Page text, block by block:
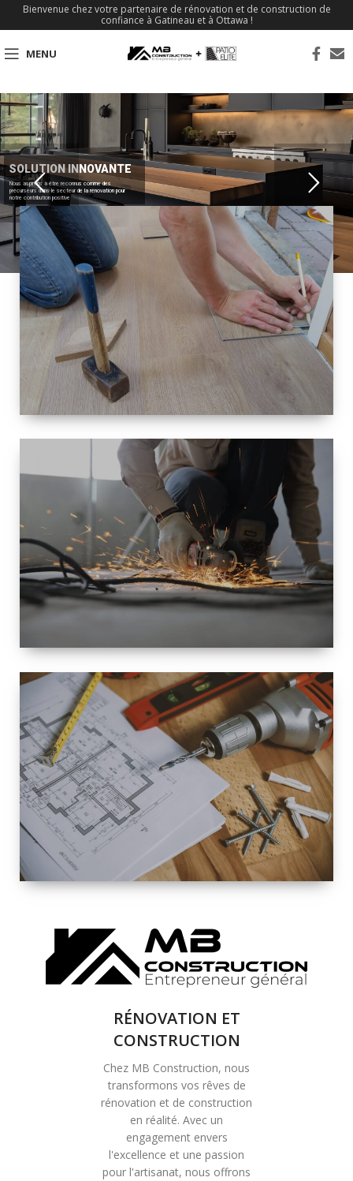
Bienvenue chez votre partenaire de rénovation et de construction de
confiance à Gatineau et à Ottawa !
MENU
SOLUTION INNOVANTE
Nous aspirons à être reconnus comme des
précurseurs dans le secteur de la rénovation pour
notre contribution positive
TAILLE
PETITE À
GRANDE
RÉNOVATION
ESPACE
RÉNOVATION
INTÉRIEURE ET
EXTÉRIEURE
SOLUTIONS DE
RÉNOVATION
COMPLÈTE
RÉNOVATION ET
CONSTRUCTION
Chez MB Construction, nous
transformons vos rêves de
rénovation et de construction
en réalité. Avec un
engagement envers
l'excellence et une passion
pour l'artisanat, nous offrons